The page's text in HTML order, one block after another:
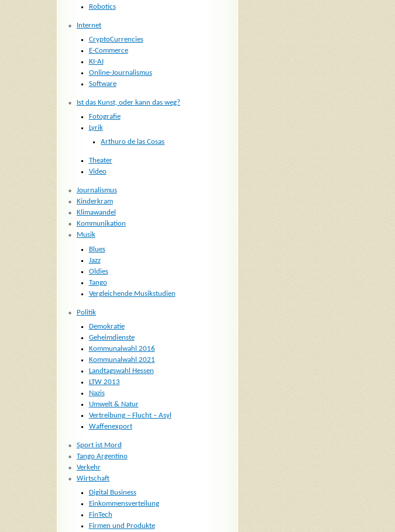
Robotics
Internet
CryptoCurrencies
E-Commerce
KI-AI
Online-Journalismus
Software
Ist das Kunst, oder kann das weg?
Fotografie
Lyrik
Arthuro de las Cosas
Theater
Video
Journalismus
Kinderkram
Klimawandel
Kommunikation
Musik
Blues
Jazz
Oldies
Tango
Vergleichende Musikstudien
Politik
Demokratie
Geheimdienste
Kommunalwahl 2016
Kommunalwahl 2021
Landtagswahl Hessen
LTW 2013
Nazis
Umwelt & Natur
Vertreibung – Flucht – Asyl
Waffenexport
Sport ist Mord
Tango Argentino
Verkehr
Wirtschaft
Digital Business
Einkommensverteilung
FinTech
Firmen und Produkte